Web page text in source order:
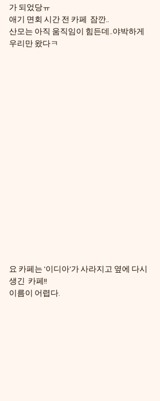
가 되었당ㅠ
애기 면회 시간 전 카페  잠깐..
산모는 아직 움직임이 힘든데..야박하게
우리만 왔다ㅋ
요 카페는 '이디아'가 사라지고 옆에 다시
생긴  카페!!
이름이 어렵다.